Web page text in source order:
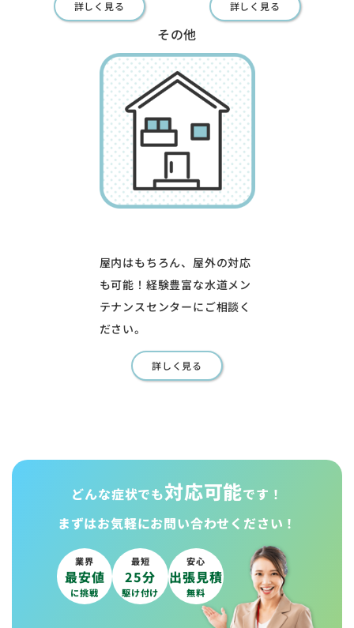
詳しく見る 詳しく見る
その他
屋内はもちろん、屋外の対応
も可能！経験豊富な水道メン
テナンスセンターにご相談く
ださい。
詳しく見る
どんな症状でも対応可能です！
まずはお気軽にお問い合わせください！
業界
最安値
に挑戦
最短
25分
駆け付け
安心
出張見積
無料